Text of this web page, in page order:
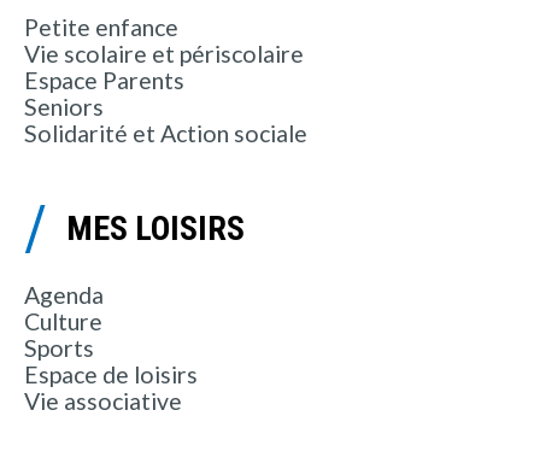
Petite enfance
Vie scolaire et périscolaire
Espace Parents
Seniors
Solidarité et Action sociale
MES LOISIRS
Agenda
Culture
Sports
Espace de loisirs
Vie associative